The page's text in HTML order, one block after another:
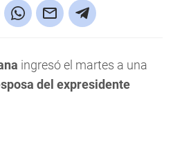
ingresó el martes a una
del expresidente